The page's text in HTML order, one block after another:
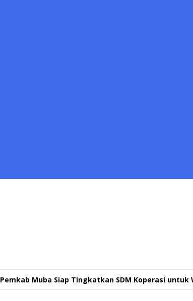
Pemkab Muba Siap Tingkatkan SDM Koperasi